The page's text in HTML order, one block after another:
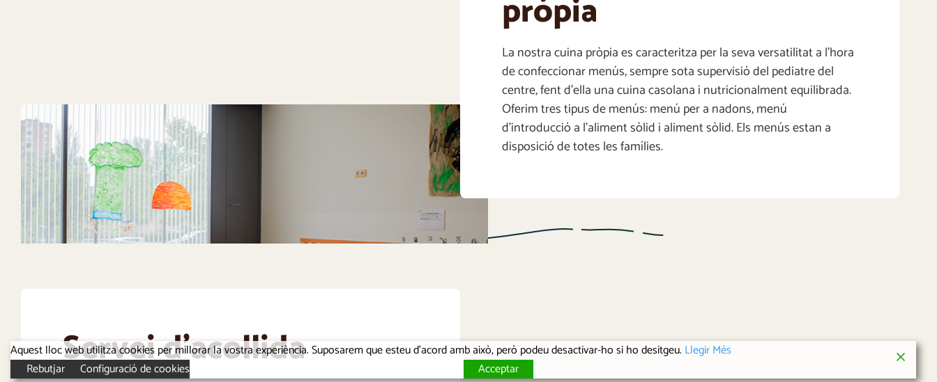
pròpia
La nostra cuina pròpia es caracteritza per la seva versatilitat a l’hora
de confeccionar menús, sempre sota supervisió del pediatre del
centre, fent d’ella una cuina casolana i nutricionalment equilibrada.
Oferim tres tipus de menús: menú per a nadons, menú
d’introducció a l’aliment sòlid i aliment sòlid. Els menús estan a
disposició de totes les famílies.
Servei d'acollida
Aquest lloc web utilitza cookies per millorar la vostra experiència. Suposarem que esteu d'acord amb això, però podeu desactivar-ho si ho desitgeu. Llegir Més
Rebutjar
Configuració de cookies Acceptar